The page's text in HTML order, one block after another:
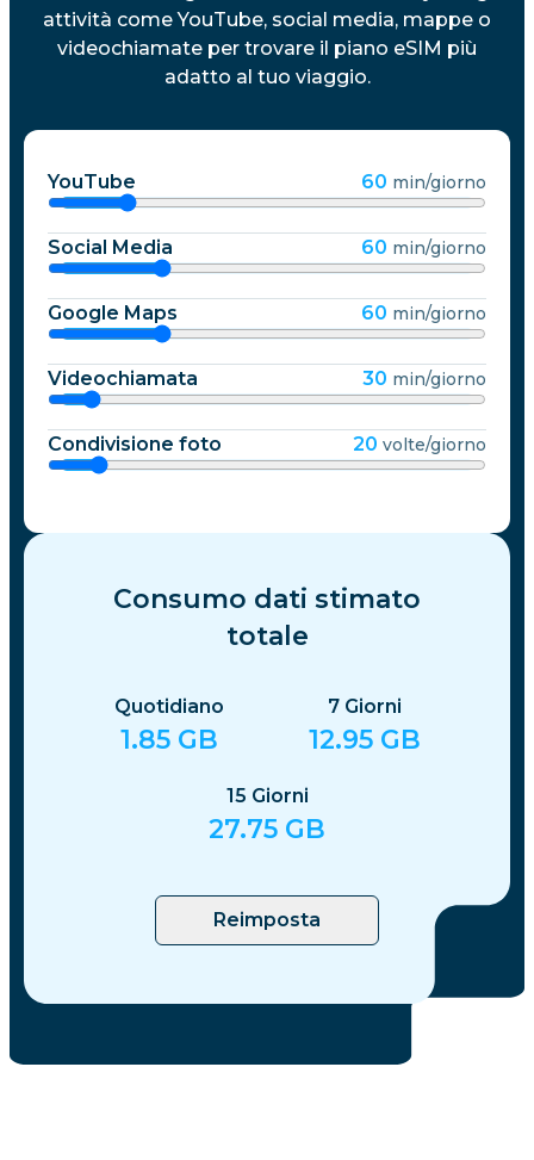
attività come YouTube, social media, mappe o
videochiamate per trovare il piano eSIM più
adatto al tuo viaggio.
YouTube 60 min/giorno
Social Media 60 min/giorno
Google Maps 60 min/giorno
Videochiamata 30 min/giorno
Condivisione foto 20 volte/giorno
Consumo dati stimato
totale
Quotidiano
1.85 GB
7 Giorni
12.95 GB
15 Giorni
27.75 GB
Reimposta